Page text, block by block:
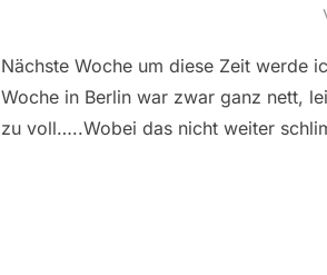
Nächste Woche um diese Zeit werde
Woche in Berlin war zwar ganz nett,
zu voll…..Wobei das nicht weiter